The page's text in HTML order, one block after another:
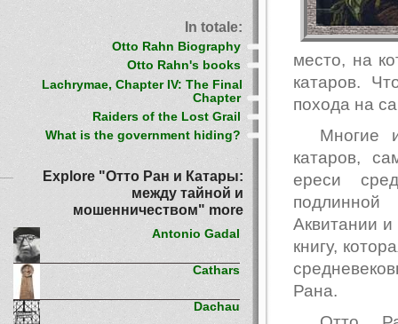
место, на
катаров.
похода на
Многие
катаров,
ереси
подлинной
Аквитании
книгу,
Рана.
In totale:
Otto Rahn Biography
Otto Rahn's books
Lachrymae, Chapter IV: The Final
Chapter
Raiders of the Lost Grail
What is the government hiding?
Explore "Отто Ран и Катары:
между тайной и
мошенничеством" more
Antonio Gadal
Cathars
Dachau